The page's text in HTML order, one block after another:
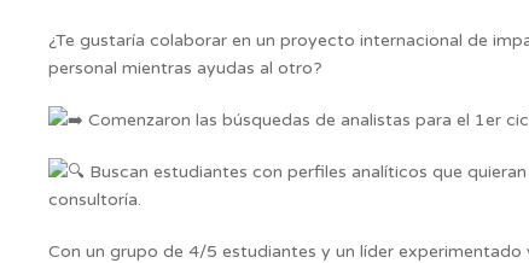
¿Te gustaría colaborar en un proyecto internacional de
personal mientras ayudas al otro?
Comenzaron las búsquedas de analistas para el 1er
Buscan estudiantes con perfiles analíticos que
consultoría.
Con un grupo de 4/5 estudiantes y un líder